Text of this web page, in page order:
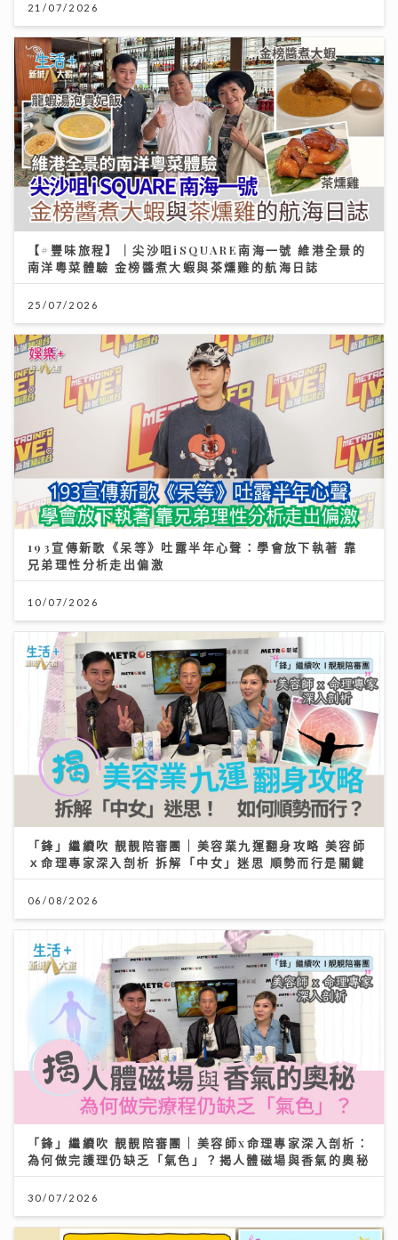
21/07/2026
【#豐味旅程】｜尖沙咀iSQUARE南海一號 維港全景的
南洋粵菜體驗 金榜醬煮大蝦與茶燻雞的航海日誌
25/07/2026
193宣傳新歌《呆等》吐露半年心聲：學會放下執著 靠
兄弟理性分析走出偏激
10/07/2026
「鋒」繼續吹 靚靚陪審團 | 美容業九運翻身攻略 美容師
ｘ命理專家深入剖析 拆解「中女」迷思 順勢而行是關鍵
06/08/2026
「鋒」繼續吹 靚靚陪審團 | 美容師x命理專家深入剖析：
為何做完護理仍缺乏「氣色」？揭人體磁場與香氣的奧秘
30/07/2026